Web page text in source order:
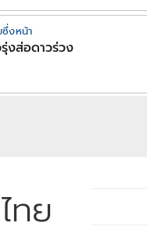
ซึ่งหน้า
งส่อดาวร่วง
ทย